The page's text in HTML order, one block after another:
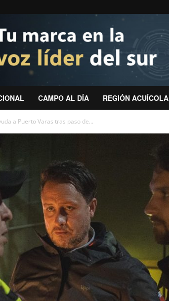
CAMPO AL DÍA REGIÓN ACUÍCOLA
a Puerto Varas tras paso de...